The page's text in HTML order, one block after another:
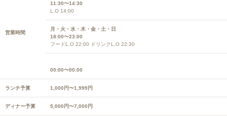
営業時間
11:30〜14:30
L.O 14:00
月・火・水・木・金・土・日
18:00〜23:00
フードL.O 22:00 ドリンクL.O 22:30
00:00〜00:00
ランチ予算 1,000円〜1,999円
ディナー予算 5,000円〜7,000円